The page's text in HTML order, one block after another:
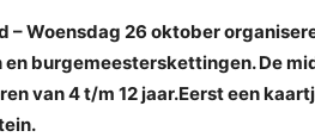
– Woensdag 26 oktober
en burgemeesterskettingen. De
van 4 t/m 12 jaar.Eerst een